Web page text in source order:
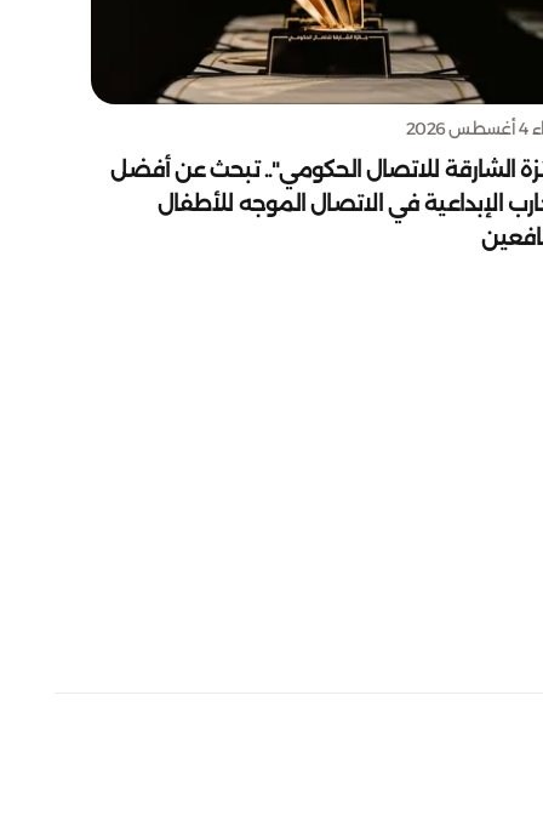
2026
الشارقة للاتصال الحكومي".. تبحث عن أفضل
الإبداعية في الاتصال الموجه للأطفال